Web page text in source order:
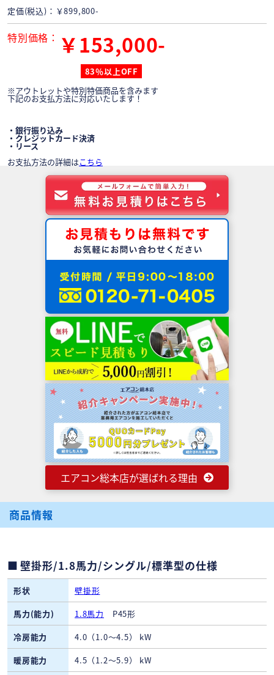
定価(税込) ￥899,800-
特別価格 ￥153,000-
83％以上OFF
※アウトレットや特別特価商品を含みます
下記のお支払方法に対応いたします！
・銀行振り込み
・クレジットカード決済
・リース
お支払方法の詳細はこちら
エアコン総本店が選ばれる理由
商品情報
壁掛形/1.8馬力/シングル/標準型の仕様
形状
壁掛形
馬力(能力)
1.8馬力
P45形
冷房能力
4.0（1.0～4.5） kW
暖房能力
4.5（1.2～5.9） kW